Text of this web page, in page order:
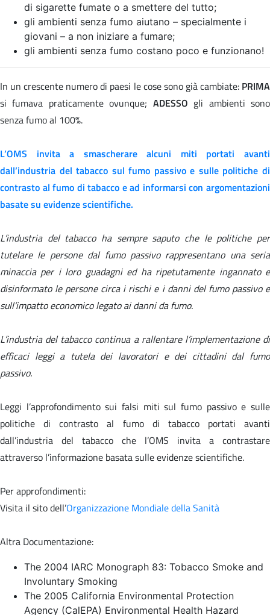
di sigarette fumate o a smettere del tutto;
gli ambienti senza fumo aiutano – specialmente i
giovani – a non iniziare a fumare;
gli ambienti senza fumo costano poco e funzionano!
In un crescente numero di paesi le cose sono già cambiate: PRIMA
si fumava praticamente ovunque; ADESSO gli ambienti sono
senza fumo al 100%.
L’OMS invita a smascherare alcuni miti portati avanti
dall’industria del tabacco sul fumo passivo e sulle politiche di
contrasto al fumo di tabacco e ad informarsi con argomentazioni
basate su evidenze scientifiche.
L’industria del tabacco ha sempre saputo che le politiche per
tutelare le persone dal fumo passivo rappresentano una seria
minaccia per i loro guadagni ed ha ripetutamente ingannato e
disinformato le persone circa i rischi e i danni del fumo passivo e
sull’impatto economico legato ai danni da fumo.
L’industria del tabacco continua a rallentare l’implementazione di
efficaci leggi a tutela dei lavoratori e dei cittadini dal fumo
passivo.
Leggi l’approfondimento sui falsi miti sul fumo passivo e sulle
politiche di contrasto al fumo di tabacco portati avanti
dall’industria del tabacco che l’OMS invita a contrastare
attraverso l’informazione basata sulle evidenze scientifiche.
Per approfondimenti:
Visita il sito dell’Organizzazione Mondiale della Sanità
Altra Documentazione:
The 2004 IARC Monograph 83: Tobacco Smoke and
Involuntary Smoking
The 2005 California Environmental Protection
Agency (CalEPA) Environmental Health Hazard